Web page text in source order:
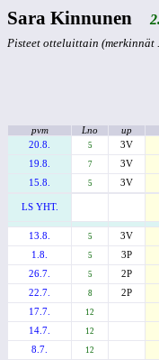
Sara Kinnunen
Pisteet otteluittain
pvm Lno up
20.8.
5 3V
19.8. 7 3V
15.8. 5 3V
LS YHT.
13.8. 5 3V
1.8. 5 3P
26.7. 5 2P
22.7. 8 2P
17.7. 12
14.7. 12
8.7. 12